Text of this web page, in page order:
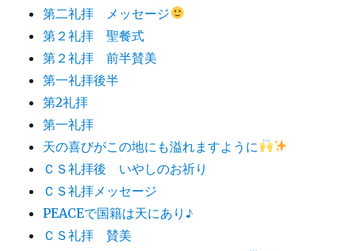
第二礼拝 メッセージ
第２礼拝 聖餐式
第２礼拝 前半賛美
第一礼拝後半
第2礼拝
第一礼拝
天の喜びがこの地にも溢れますように
ＣＳ礼拝後 いやしのお祈り
ＣＳ礼拝メッセージ
PEACEで国籍は天にあり♪
ＣＳ礼拝 賛美